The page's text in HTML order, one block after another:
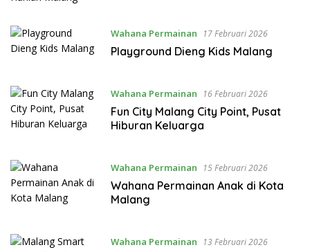
Wahana Permainan 17 Februari 2026
Playground Dieng Kids Malang
Wahana Permainan 16 Februari 2026
Fun City Malang City Point, Pusat
Hiburan Keluarga
Wahana Permainan 15 Februari 2026
Wahana Permainan Anak di Kota
Malang
Wahana Permainan 13 Februari 2026